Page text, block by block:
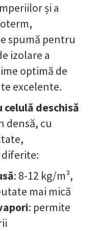
și a
spumă pentru
izolare a
optimă de
excelente.
deschisă
densă, cu
: 8-12 kg/m³,
mai mică
: permite